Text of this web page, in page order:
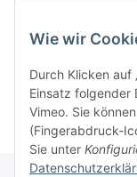
Kategorien
Wie wir
Durch Klicken auf
Einsatz folgender
Vimeo. Sie
(Fingerabdruck-
Sie unter